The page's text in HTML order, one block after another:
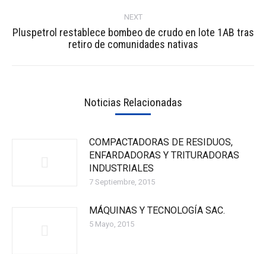
NEXT
Next
post:
Pluspetrol restablece bombeo de crudo en lote 1AB tras
retiro de comunidades nativas
Noticias Relacionadas
COMPACTADORAS DE RESIDUOS,
ENFARDADORAS Y TRITURADORAS
INDUSTRIALES
7 Septiembre, 2015
MÁQUINAS Y TECNOLOGÍA SAC.
5 Mayo, 2015